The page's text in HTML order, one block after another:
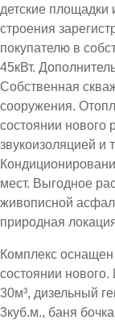
детские площадки
строения
покупателю в
45кВт.
Собственная
сооружения.
состоянии
звукоизоляцией
мест. Выгодное
живописной
природная
Комплекс
состоянии
30м³, дизельный
3куб.м., баня